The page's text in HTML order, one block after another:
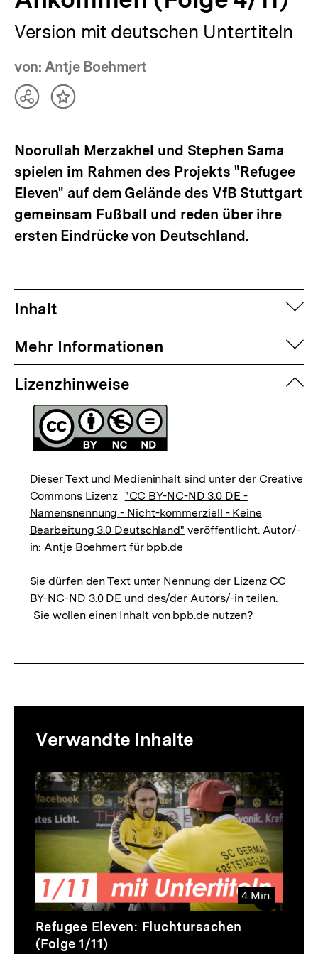
Version mit deutschen Untertiteln
von: Antje Boehmert
TeilenInhalt
Noorullah Merzakhel und Stephen Sama
spielen im Rahmen des Projekts "Refugee
Eleven" auf dem Gelände des VfB Stuttgart
gemeinsam Fußball und reden über ihre
ersten Eindrücke von Deutschland.
Inhalt
Mehr Informationen
Lizenzhinweise
Dieser Text und Medieninhalt sind unter der Creative
Commons Lizenz "CC BY-NC-ND 3.0 DE -
Namensnennung - Nicht-kommerziell - Keine
Bearbeitung 3.0 Deutschland" veröffentlicht. Autor/-
in: Antje Boehmert für bpb.de
Sie dürfen den Text unter Nennung der Lizenz CC
BY-NC-ND 3.0 DE und des/der Autors/-in teilen.
Sie wollen einen Inhalt von bpb.de nutzen?
zur
Thematik
Verwandte Inhalte
Inhaltskarussell
überspringen
4 Min.
Video
Dauer
4
Refugee Eleven: Fluchtursachen
(Folge 1/11)